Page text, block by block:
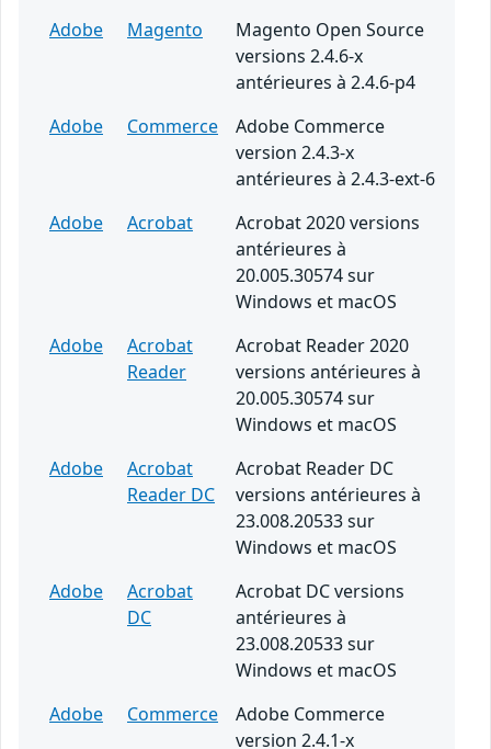
Adobe
Magento
Magento Open Source
versions 2.4.6-x
antérieures à 2.4.6-p4
Adobe
Commerce
Adobe Commerce
version 2.4.3-x
antérieures à 2.4.3-ext-6
Adobe
Acrobat
Acrobat 2020 versions
antérieures à
20.005.30574 sur
Windows et macOS
Adobe
Acrobat
Reader
Acrobat Reader 2020
versions antérieures à
20.005.30574 sur
Windows et macOS
Adobe
Acrobat
Reader DC
Acrobat Reader DC
versions antérieures à
23.008.20533 sur
Windows et macOS
Adobe
Acrobat
DC
Acrobat DC versions
antérieures à
23.008.20533 sur
Windows et macOS
Adobe
Commerce
Adobe Commerce
version 2.4.1-x